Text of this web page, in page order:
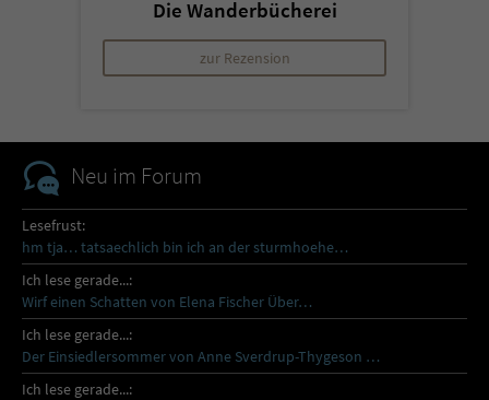
Die Wanderbücherei
zur Rezension
Neu im Forum
Lesefrust:
hm tja… tatsaechlich bin ich an der sturmhoehe…
Ich lese gerade...:
Wirf einen Schatten von Elena Fischer Über…
Ich lese gerade...:
Der Einsiedlersommer von Anne Sverdrup-Thygeson …
Ich lese gerade...: